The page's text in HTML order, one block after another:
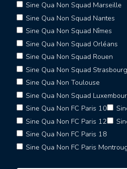
Sine Qua Non Squad Marseille
Sine Qua Non Squad Nantes
Sine Qua Non Squad Nîmes
Sine Qua Non Squad Orléans
Sine Qua Non Squad Rouen
Sine Qua Non Squad Strasbourg
Sine Qua Non Toulouse
Sine Qua Non Squad
Sine Qua Non FC Paris 10
Sine Qua Non FC Paris 12
Sine Qua Non FC Paris 18
Sine Qua Non FC Paris